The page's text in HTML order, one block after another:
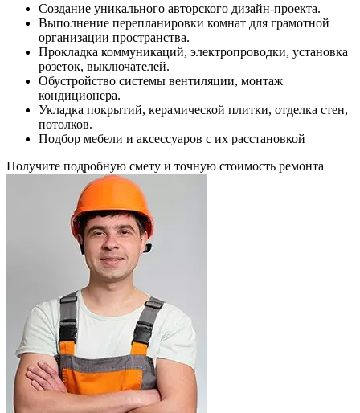
Создание уникального авторского дизайн-проекта.
Выполнение перепланировки комнат для грамотной
организации пространства.
Прокладка коммуникаций, электропроводки, установка
розеток, выключателей.
Обустройство системы вентиляции, монтаж
кондиционера.
Укладка покрытий, керамической плитки, отделка стен,
потолков.
Подбор мебели и аксессуаров с их расстановкой
Получите подробную смету и точную стоимость ремонта